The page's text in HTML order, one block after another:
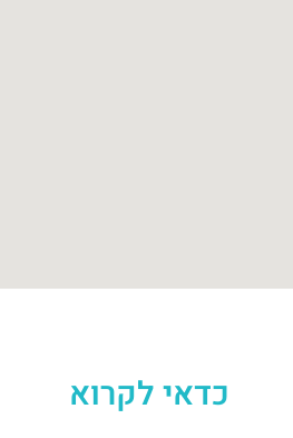
כדאי לקרוא